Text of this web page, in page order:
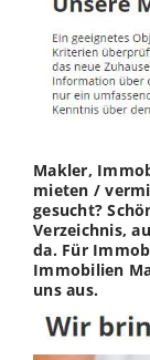
Makler,
mieten /
gesucht?
Verzeichnis,
da. Für
Immobilien
uns aus.